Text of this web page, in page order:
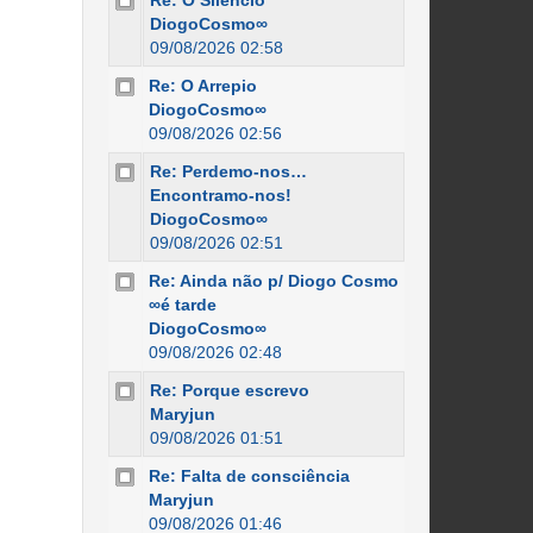
DiogoCosmo∞
09/08/2026 02:58
Re: O Arrepio
DiogoCosmo∞
09/08/2026 02:56
Re: Perdemo-nos…
Encontramo-nos!
DiogoCosmo∞
09/08/2026 02:51
Re: Ainda não p/ Diogo Cosmo
∞é tarde
DiogoCosmo∞
09/08/2026 02:48
Re: Porque escrevo
Maryjun
09/08/2026 01:51
Re: Falta de consciência
Maryjun
09/08/2026 01:46